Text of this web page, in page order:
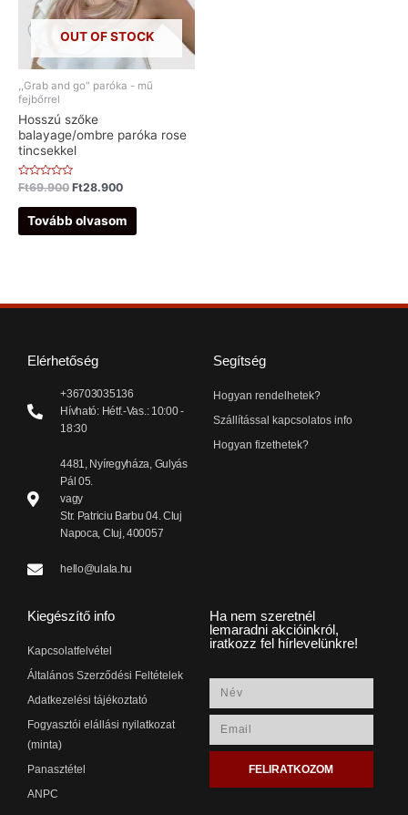
OUT OF STOCK
,,Grab and go" paróka - mű
fejbőrrel
Hosszú szőke
balayage/ombre paróka rose
tincsekkel
Értékelés:
/
Ft69.900 Ft28.900
Tovább olvasom
Elérhetőség
+36703035136
Hívható: Hétf.-Vas.: 10:00 -
18:30
4481, Nyíregyháza, Gulyás
Pál 05.
vagy
Str. Patriciu Barbu 04. Cluj
Napoca, Cluj, 400057
hello@ulala.hu
Segítség
Hogyan rendelhetek?
Szállítással kapcsolatos info
Hogyan fizethetek?
Kiegészítő info
Kapcsolatfelvétel
Általános Szerződési Feltételek
Adatkezelési tájékoztató
Fogyasztói elállási nyilatkozat
(minta)
Panasztétel
ANPC
Ha nem szeretnél
lemaradni akcióinkról,
iratkozz fel hírlevelünkre!
FELIRATKOZOM